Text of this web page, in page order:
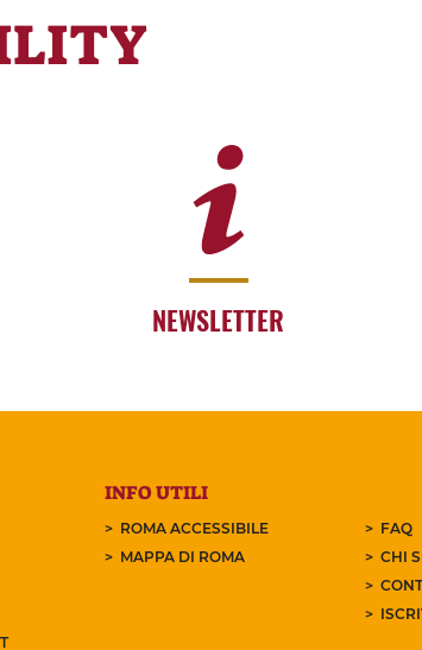
NEWSLETTER
INFO UTILI
ROMA ACCESSIBILE
MAPPA DI ROMA
FAQ
CHI